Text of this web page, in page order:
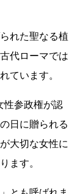
れた聖なる植
代ローマでは
ています。
参政権が認
日に贈られる
大切な女性に
ます。